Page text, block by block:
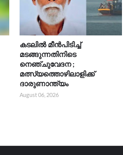
കടലിൽ മീൻപിടിച്ച്
മടങ്ങുന്നതിനിടെ
നെഞ്ചുവേദന ;
മത്സ്യത്തൊഴിലാളിക്ക്
ദാരുണാന്ത്യം
August 06, 2026